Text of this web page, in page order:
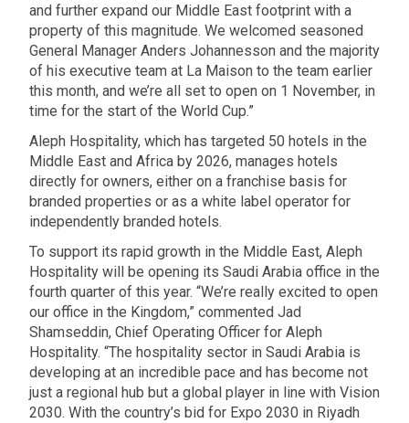
and further expand our Middle East footprint with a
property of this magnitude. We welcomed seasoned
General Manager Anders Johannesson and the majority
of his executive team at La Maison to the team earlier
this month, and we’re all set to open on 1 November, in
time for the start of the World Cup.”
Aleph Hospitality, which has targeted 50 hotels in the
Middle East and Africa by 2026, manages hotels
directly for owners, either on a franchise basis for
branded properties or as a white label operator for
independently branded hotels.
To support its rapid growth in the Middle East, Aleph
Hospitality will be opening its Saudi Arabia office in the
fourth quarter of this year. “We’re really excited to open
our office in the Kingdom,” commented Jad
Shamseddin, Chief Operating Officer for Aleph
Hospitality. “The hospitality sector in Saudi Arabia is
developing at an incredible pace and has become not
just a regional hub but a global player in line with Vision
2030. With the country’s bid for Expo 2030 in Riyadh